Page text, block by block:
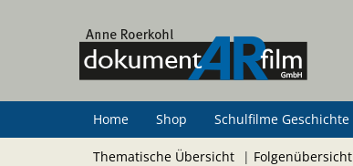
Home Shop Schulfilme Geschichte
Thematische Übersicht | Folgenübersicht